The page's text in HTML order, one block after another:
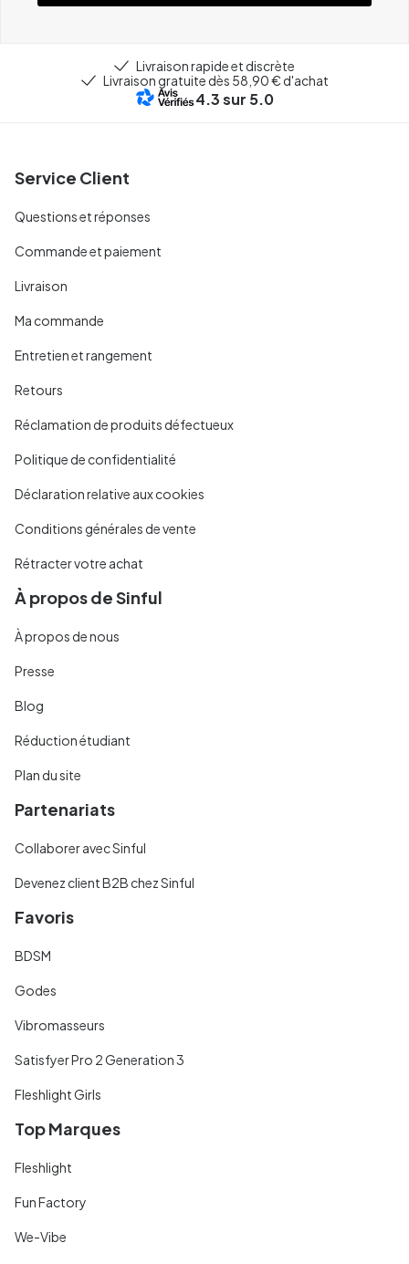
Livraison rapide et discrète
Livraison gratuite dès 58,90 € d'achat
4.3sur 5.0
Service Client
Questions et réponses
Commande et paiement
Livraison
Ma commande
Entretien et rangement
Retours
Réclamation de produits défectueux
Politique de confidentialité
Déclaration relative aux cookies
Conditions générales de vente
Rétracter votre achat
À propos de Sinful
À propos de nous
Presse
Blog
Réduction étudiant
Plan du site
Partenariats
Collaborer avec Sinful
Devenez client B2B chez Sinful
Favoris
BDSM
Godes
Vibromasseurs
Satisfyer Pro 2 Generation 3
Fleshlight Girls
Top Marques
Fleshlight
Fun Factory
We-Vibe